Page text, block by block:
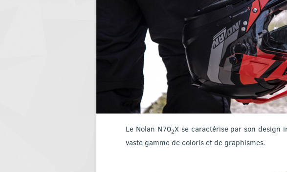
Le Nolan N702X se caractérise par son design
vaste gamme de coloris et de graphismes.